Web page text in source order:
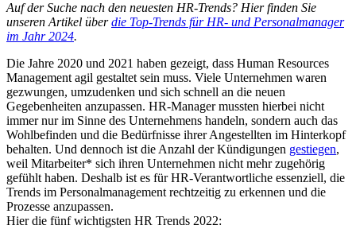
Auf der Suche nach den neuesten HR-Trends? Hier finden Sie
unseren Artikel überdie Top-Trends für HR- und Personalmanager
im Jahr 2024.
Die Jahre 2020 und 2021 haben gezeigt, dass Human Resources
Management agil gestaltet sein muss. Viele Unternehmen waren
gezwungen, umzudenken und sich schnell an die neuen
Gegebenheiten anzupassen. HR-Manager mussten hierbei nicht
immer nur im Sinne des Unternehmens handeln, sondern auch das
Wohlbefinden und die Bedürfnisse ihrer Angestellten im Hinterkopf
behalten. Und dennoch ist die Anzahl der Kündigungen gestiegen,
weil Mitarbeiter* sich ihren Unternehmen nicht mehr zugehörig
gefühlt haben. Deshalb ist es für HR-Verantwortliche essenziell, die
Trends im Personalmanagement rechtzeitig zu erkennen und die
Prozesse anzupassen.
Hier die fünf wichtigsten HR Trends 2022: